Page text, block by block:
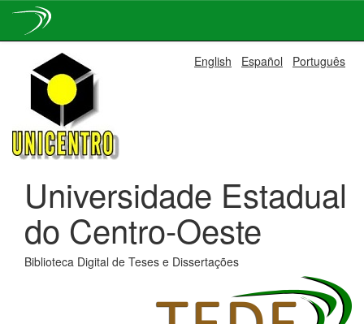
navigation
English Español Português
Universidade Estadual
do Centro-Oeste
Biblioteca Digital de Teses e Dissertações